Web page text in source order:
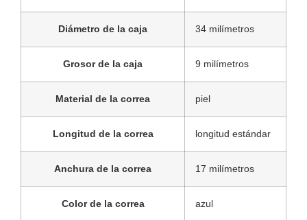
Diámetro de la caja 34 milímetros
Grosor de la caja 9 milímetros
Material de la correa piel
Longitud de la correa longitud estándar
Anchura de la correa 17 milímetros
Color de la correa azul